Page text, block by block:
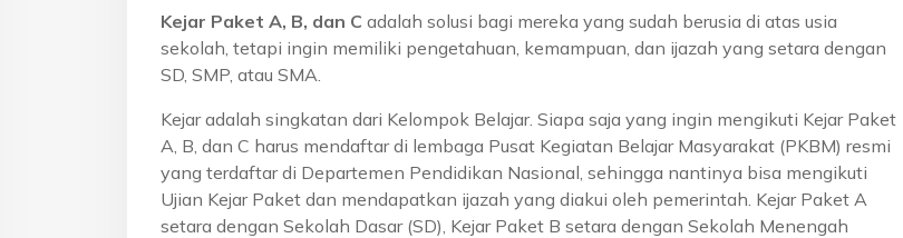
Kejar Paket A, B, dan C adalah solusi bagi mereka yang sudah berusia di atas usia
sekolah, tetapi ingin memiliki pengetahuan, kemampuan, dan ijazah yang setara dengan
SD, SMP, atau SMA.
Kejar adalah singkatan dari Kelompok Belajar. Siapa saja yang ingin mengikuti Kejar Paket
A, B, dan C harus mendaftar di lembaga Pusat Kegiatan Belajar Masyarakat (PKBM) resmi
yang terdaftar di Departemen Pendidikan Nasional, sehingga nantinya bisa mengikuti
Ujian Kejar Paket dan mendapatkan ijazah yang diakui oleh pemerintah. Kejar Paket A
setara dengan Sekolah Dasar (SD), Kejar Paket B setara dengan Sekolah Menengah